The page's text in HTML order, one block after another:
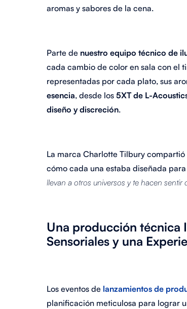
aromas y sabores de la cena.
Parte de nuestro equipo técnico de
cada cambio de color en sala con el
representadas por cada plato, sus
esencia, desde los 5XT de L-
diseño y discreción.
La marca Charlotte Tilbury compartió
cómo cada una estaba diseñada
llevan a otros universos y te hacen sentir
Una producción técnica
Sensoriales y una
Los eventos de lanzamientos de
planificación meticulosa para lograr